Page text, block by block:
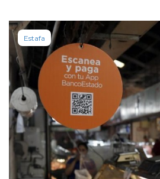
Estafa